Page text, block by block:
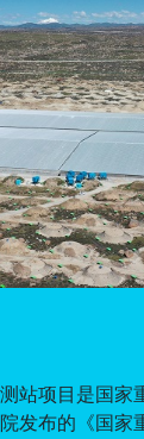
站项目是国家
发布的《国家